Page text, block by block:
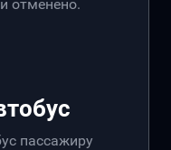
отменено.
пассажиру